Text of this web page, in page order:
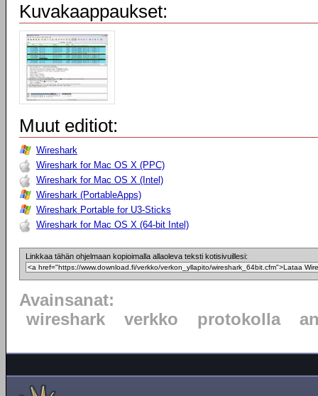
Kuvakaappaukset:
Muut editiot:
Wireshark
Wireshark for Mac OS X (PPC)
Wireshark for Mac OS X (Intel)
Wireshark (PortableApps)
Wireshark Portable for U3-Sticks
Wireshark for Mac OS X (64-bit Intel)
Linkkaa tähän ohjelmaan kopioimalla allaoleva teksti kotisivuillesi:
Avainsanat:
wireshark
verkko protokolla